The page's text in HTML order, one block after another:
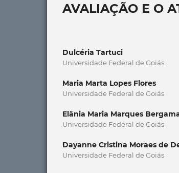
AVALIAÇÃO E O
Dulcéria Tartuci
Universidade Federal de Goiás
Maria Marta Lopes Flores
Universidade Federal de Goiás
Elânia Maria Marques
Universidade Federal de Goiás
Dayanne Cristina Moraes de
Universidade Federal de Goiás